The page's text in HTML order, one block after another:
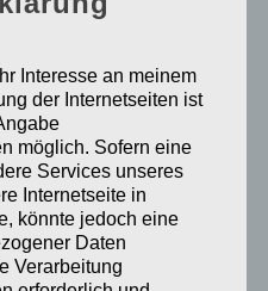
Interesse an meinem
der Internetseiten ist
möglich. Sofern eine
Services unseres
Internetseite in
könnte jedoch eine
Daten
Verarbeitung